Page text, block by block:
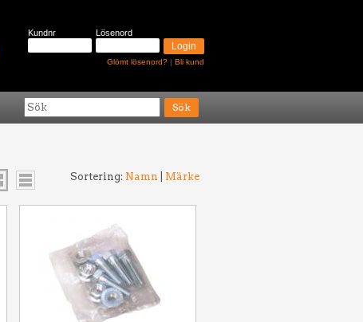
Kundnr Lösenord
Glömt lösenord? | Bli kund
Sortering: Namn Märke